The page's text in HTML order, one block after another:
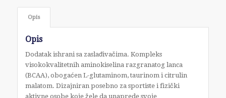
Opis
Opis
Dodatak ishrani sa zaslađivačima. Kompleks
visokokvalitetnih aminokiselina razgranatog lanca
(BCAA), obogaćen L-glutaminom, taurinom i citrulin
malatom. Dizajniran posebno za sportiste i fizički
aktivne osobe koje žele da unaprede svoje